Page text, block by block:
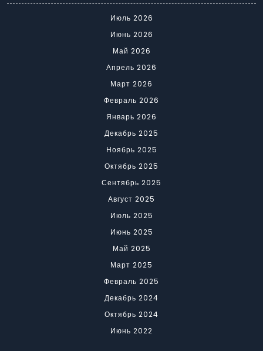
Июль 2026
Июнь 2026
Май 2026
Апрель 2026
Март 2026
Февраль 2026
Январь 2026
Декабрь 2025
Ноябрь 2025
Октябрь 2025
Сентябрь 2025
Август 2025
Июль 2025
Июнь 2025
Май 2025
Март 2025
Февраль 2025
Декабрь 2024
Октябрь 2024
Июнь 2022